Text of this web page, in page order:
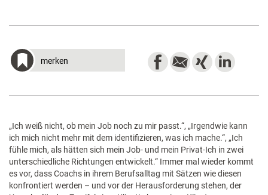
merken
„Ich weiß nicht, ob mein Job noch zu mir passt.“, „Irgendwie kann
ich mich nicht mehr mit dem identifizieren, was ich mache.“, „Ich
fühle mich, als hätten sich mein Job- und mein Privat-Ich in zwei
unterschiedliche Richtungen entwickelt.“ Immer mal wieder kommt
es vor, dass Coachs in ihrem Berufsalltag mit Sätzen wie diesen
konfrontiert werden – und vor der Herausforderung stehen, der